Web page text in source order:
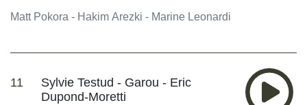
Matt Pokora - Hakim Arezki - Marine Leonardi
11
Sylvie Testud - Garou - Eric
Dupond-Moretti